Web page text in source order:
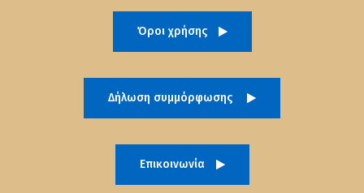
Όροι χρήσης
Δήλωση συμμόρφωσης
Επικοινωνία